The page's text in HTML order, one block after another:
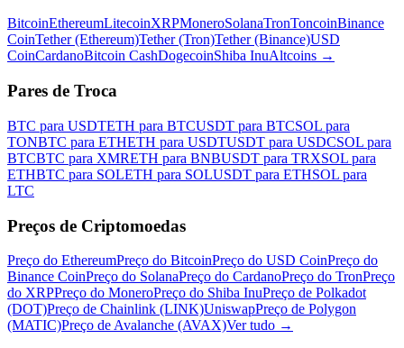
BitcoinEthereumLitecoinXRPMoneroSolanaTronToncoinBinance
CoinTether (Ethereum)Tether (Tron)Tether (Binance)USD
CoinCardanoBitcoin CashDogecoinShiba InuAltcoins →
Pares de Troca
BTC para USDTETH para BTCUSDT para BTCSOL para
TONBTC para ETHETH para USDTUSDT para USDCSOL para
BTCBTC para XMRETH para BNBUSDT para TRXSOL para
ETHBTC para SOLETH para SOLUSDT para ETHSOL para
LTC
Preços de Criptomoedas
Preço do EthereumPreço do BitcoinPreço do USD CoinPreço do
Binance CoinPreço do SolanaPreço do CardanoPreço do TronPreço
do XRPPreço do MoneroPreço do Shiba InuPreço de Polkadot
(DOT)Preço de Chainlink (LINK)UniswapPreço de Polygon
(MATIC)Preço de Avalanche (AVAX)Ver tudo →